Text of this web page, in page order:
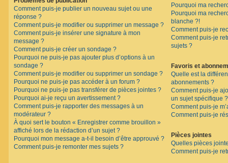
Comment puis-je publier un nouveau sujet ou une
réponse ?
Comment puis-je modifier ou supprimer un message ?
Comment puis-je insérer une signature à mon
message ?
Comment puis-je créer un sondage ?
Pourquoi ne puis-je pas ajouter plus d’options à un
sondage ?
Comment puis-je modifier ou supprimer un sondage ?
Pourquoi ne puis-je pas accéder à un forum ?
Pourquoi ne puis-je pas transférer de pièces jointes ?
Pourquoi ai-je reçu un avertissement ?
Comment puis-je rapporter des messages à un
modérateur ?
À quoi sert le bouton « Enregistrer comme brouillon »
affiché lors de la rédaction d’un sujet ?
Pourquoi mon message a-t-il besoin d’être approuvé ?
Comment puis-je remonter mes sujets ?
Pourquoi ma
Pourquoi ma
blanche ?!
Comment puis-je
Comment puis-je
sujets ?
Favoris et
Quelle est la
abonnements ?
Comment puis-je
un sujet spécifique ?
Comment puis-je
Comment puis-je
Pièces jointes
Quelles pièces
Comment puis-je